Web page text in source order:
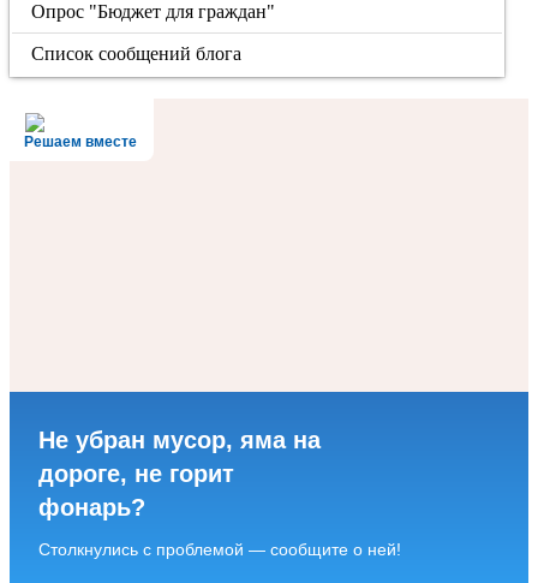
Опрос "Бюджет для граждан"
Список сообщений блога
Решаем вместе
Не убран мусор, яма на
дороге, не горит
фонарь?
Столкнулись с проблемой — сообщите о ней!